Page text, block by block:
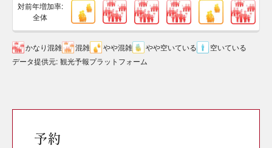
対前年増加率:
全体
かなり混雑 混雑 やや混雑 やや空いている
空いている
データ提供元: 観光予報プラットフォーム
予約